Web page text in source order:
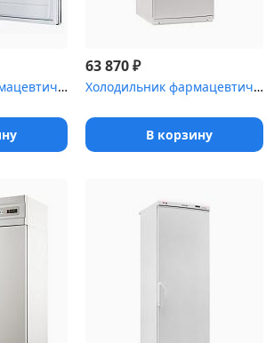
Холодильник фармацевтический Pozis ХФ-250-2
63 870₽
Холодильник фармацевтический двухкамерный POZIS ХФД-280-1 белый д...
В корзину